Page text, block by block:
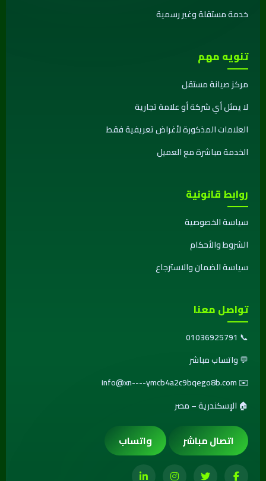
خدمة مستقلة وغير رسمية
تنويه مهم
مركز صيانة مستقل
لا يمثل أي شركة أو علامة تجارية
العلامات المذكورة لأغراض تعريفية فقط
الخدمة مباشرة مع العميل
روابط قانونية
سياسة الخصوصية
الشروط والأحكام
سياسة الضمان والاسترجاع
تواصل معنا
📞
01036925791
💬واتساب مباشر
✉️
info@xn----ymcb4a2c9bqego8b.com
🏠 الإسكندرية – مصر
اتصال مباشر واتساب